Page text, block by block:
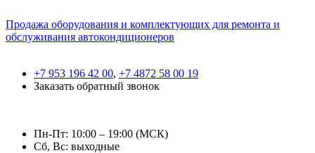
Продажа оборудования и комплектующих для ремонта и
обслуживания автокондиционеров
+7 953 196 42 00, +7 4872 58 00 19
Заказать обратный звонок
Пн-Пт: 10:00 – 19:00 (МСК)
Сб, Вс: выходные